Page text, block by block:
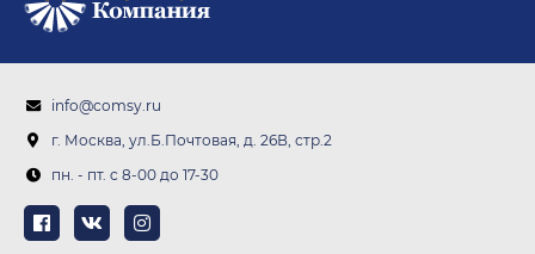
info@comsy.ru
г. Москва, ул.Б.Почтовая, д. 26В, стр.2
пн. - пт. c 8-00 до 17-30